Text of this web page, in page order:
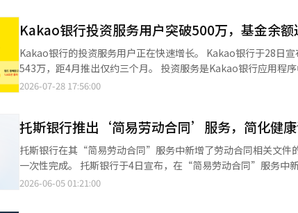
Kakao银行投资服务用户突破500万，基金余额
Kakao银行的投资服务用户正在快速增长。 Kakao银行于28日宣布，截至26日，其“投资服务”累计用户数已达到
543万，距4月推出仅约三个月。 投资服务是Kakao银行应用程序中的一项功能，旨在集中管理投资资产，并帮助客
户寻找符合其投资偏好的产品。该服务包括“投资主页”，用于
金，还将债券、发行票据、回购协议、个人储蓄账户（ISA）、
务，进一步丰富了投资产品的选择。 作为代表产品的“目标转换型基金”自去年11月推出以来，累计销售额已突破
1000亿韩元。为了降低收益实现的负担，超过90%的用户选择
个提前达到了目标收益率。 Kakao银行相关人士表示：“曾经觉得投资困难和复杂的客户，现在可以在Kakao银行应
用中查看自己的投资状态，自然发现适合自己的新投资机会。未
2026-07-28 17:56:00
托斯银行推出‘简易劳动合同’服务，简化健
托斯银行在其“简易劳动合同”服务中新增了劳动合同相关文件
一次性完成。 托斯银行于4日宣布，在“简易劳动合同”服务中
本、银行账户复印件等文件的发放功能。简易劳动合同是托斯银
2026-06-05 01:21:00